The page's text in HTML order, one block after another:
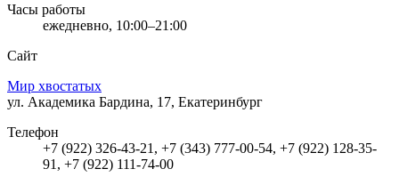
Часы работы
ежедневно, 10:00–21:00
Сайт
Мир хвостатых
ул. Академика Бардина, 17, Екатеринбург
Телефон
+7 (922) 326-43-21, +7 (343) 777-00-54, +7 (922) 128-35-
91, +7 (922) 111-74-00